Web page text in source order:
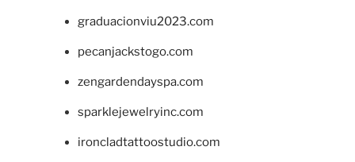
graduacionviu2023.com
pecanjackstogo.com
zengardendayspa.com
sparklejewelryinc.com
ironcladtattoostudio.com